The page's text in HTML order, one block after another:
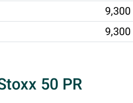
9,300
9,300
50 PR